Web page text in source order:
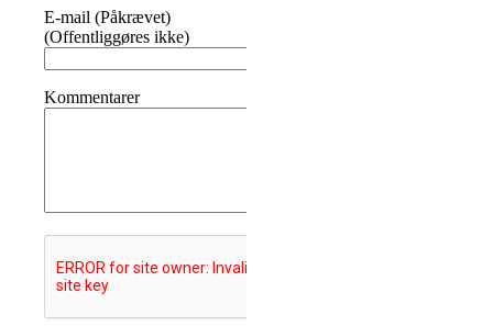
E-mail (Påkrævet)
(Offentliggøres ikke)
Kommentarer